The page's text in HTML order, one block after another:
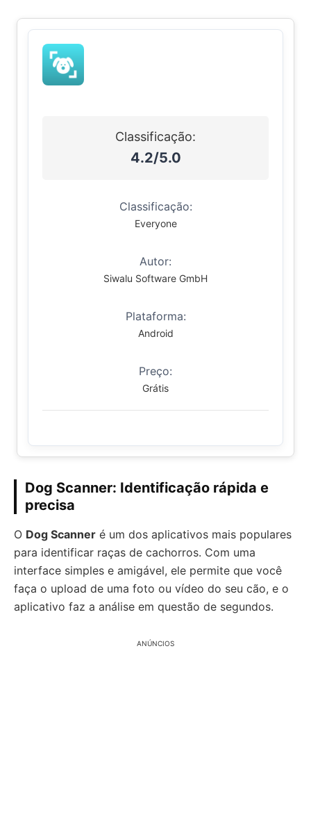
Classificação:
4.2/5.0
Classificação:
Everyone
Autor:
Siwalu Software GmbH
Plataforma:
Android
Preço:
Grátis
Dog Scanner: Identificação rápida e
precisa
O Dog Scanner é um dos aplicativos mais populares
para identificar raças de cachorros. Com uma
interface simples e amigável, ele permite que você
faça o upload de uma foto ou vídeo do seu cão, e o
aplicativo faz a análise em questão de segundos.
ANÚNCIOS